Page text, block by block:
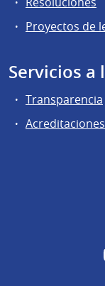
Proyectos de
Servicios a
Transparencia